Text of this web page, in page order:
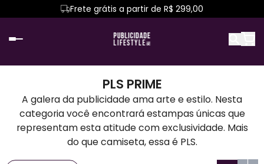
Frete grátis a partir de R$ 299,00
PLS PRIME
A galera da publicidade ama arte e estilo. Nesta
categoria você encontrará estampas únicas que
representam esta atitude com exclusividade. Mais
do que camiseta, essa é PLS.